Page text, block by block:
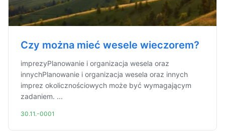
Czy można mieć wesele wieczorem?
imprezyPlanowanie i organizacja wesela oraz
innychPlanowanie i organizacja wesela oraz innych
imprez okolicznościowych może być wymagającym
zadaniem. ...
30.11.-0001